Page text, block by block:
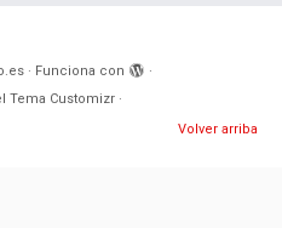
· Funciona con
·
Tema Customizr ·
Volver arriba